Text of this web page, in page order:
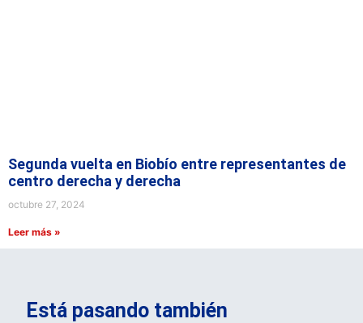
Segunda vuelta en Biobío entre representantes de
centro derecha y derecha
octubre 27, 2024
Leer más »
Está pasando también